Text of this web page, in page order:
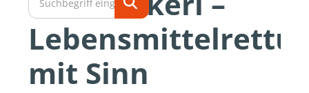
mit Sinn